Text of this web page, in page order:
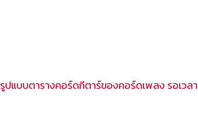
รูปแบบตารางคอร์ดกีตาร์ของคอร์ดเพลง รอเวลา